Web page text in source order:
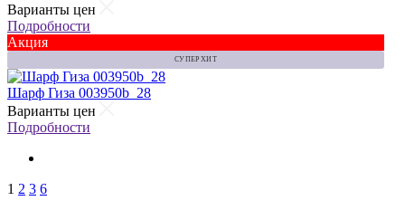
Варианты цен
Подробности
Акция
СУПЕР ХИТ
Шарф Гиза 003950b_28
Варианты цен
Подробности
1 2 3 6